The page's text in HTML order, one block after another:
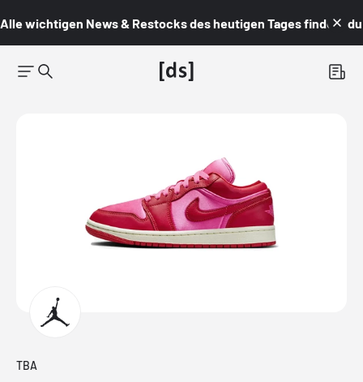
Alle wichtigen News & Restocks des heutigen Tages findest du
TBA